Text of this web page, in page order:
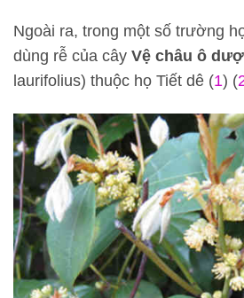
Ngoài ra, trong một số trường
dùng rễ của cây Vệ châu ô
laurifolius) thuộc họ Tiết dê (1) (